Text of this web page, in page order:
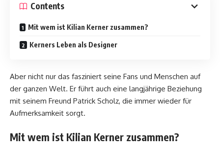
Contents
Mit wem ist Kilian Kerner zusammen?
Kerners Leben als Designer
Aber nicht nur das fasziniert seine Fans und Menschen auf
der ganzen Welt. Er führt auch eine langjährige Beziehung
mit seinem Freund Patrick Scholz, die immer wieder für
Aufmerksamkeit sorgt.
Mit wem ist Kilian Kerner zusammen?